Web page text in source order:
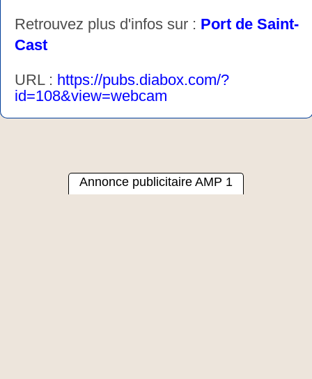
Retrouvez plus d'infos sur : Port de Saint-
Cast
URL : https://pubs.diabox.com/?
id=108&view=webcam
Annonce publicitaire AMP 1